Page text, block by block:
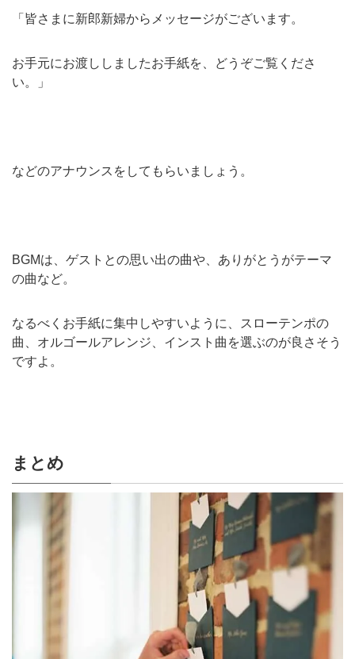
「皆さまに新郎新婦からメッセージがございます。
お手元にお渡ししましたお手紙を、どうぞご覧くださ
い。」
などのアナウンスをしてもらいましょう。
BGMは、ゲストとの思い出の曲や、ありがとうがテーマ
の曲など。
なるべくお手紙に集中しやすいように、スローテンポの
曲、オルゴールアレンジ、インスト曲を選ぶのが良さそう
ですよ。
まとめ